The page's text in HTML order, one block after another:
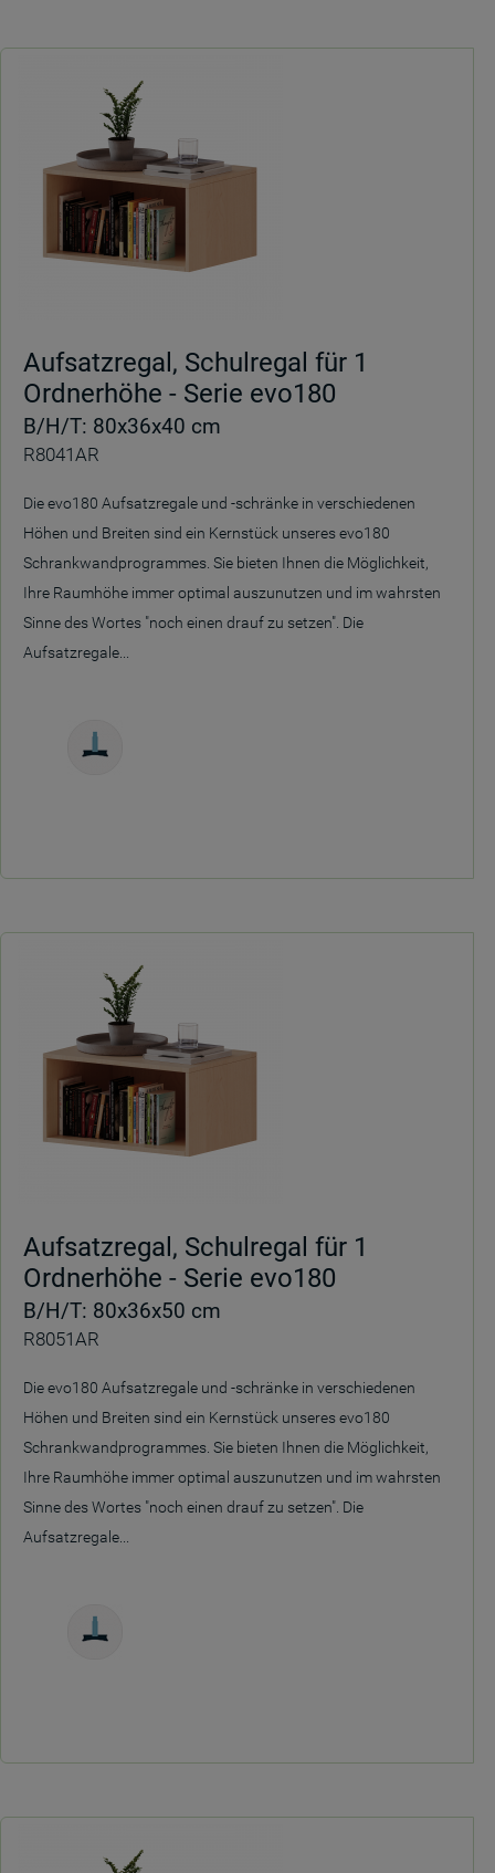
Aufsatzregal, Schulregal für 1
Ordnerhöhe - Serie evo180
B/H/T: 80x36x40 cm
R8041AR
Die evo180 Aufsatzregale und -schränke in verschiedenen
Höhen und Breiten sind ein Kernstück unseres evo180
Schrankwandprogrammes. Sie bieten Ihnen die Möglichkeit,
Ihre Raumhöhe immer optimal auszunutzen und im wahrsten
Sinne des Wortes "noch einen drauf zu setzen". Die
Aufsatzregale...
Aufsatzregal, Schulregal für 1
Ordnerhöhe - Serie evo180
B/H/T: 80x36x50 cm
R8051AR
Die evo180 Aufsatzregale und -schränke in verschiedenen
Höhen und Breiten sind ein Kernstück unseres evo180
Schrankwandprogrammes. Sie bieten Ihnen die Möglichkeit,
Ihre Raumhöhe immer optimal auszunutzen und im wahrsten
Sinne des Wortes "noch einen drauf zu setzen". Die
Aufsatzregale...